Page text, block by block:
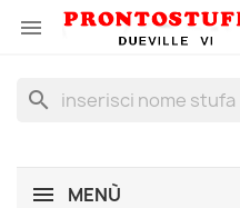

search
MENÙ